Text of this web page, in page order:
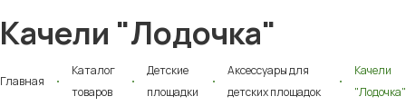
Качели "Лодочка"
Главная
Каталог
товаров
Детские
площадки
Аксессуары для
детских площадок
Качели
"Лодочка"